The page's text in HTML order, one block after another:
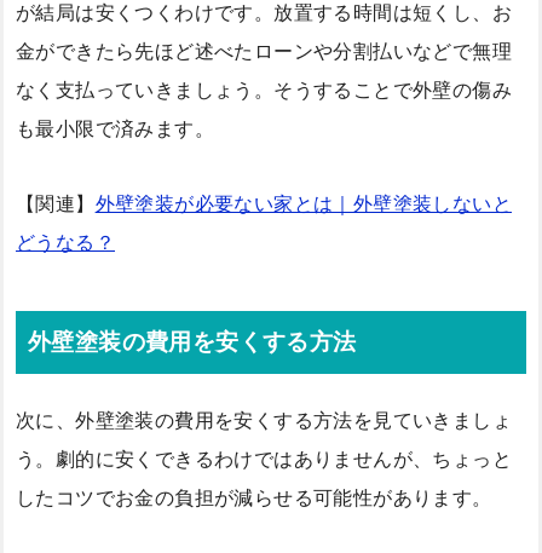
が結局は安くつくわけです。放置する時間は短くし、お
金ができたら先ほど述べたローンや分割払いなどで無理
なく支払っていきましょう。そうすることで外壁の傷み
も最小限で済みます。
【関連】 外壁塗装が必要ない家とは｜外壁塗装しないと
どうなる？
外壁塗装の費用を安くする方法
次に、外壁塗装の費用を安くする方法を見ていきましょ
う。劇的に安くできるわけではありませんが、ちょっと
したコツでお金の負担が減らせる可能性があります。